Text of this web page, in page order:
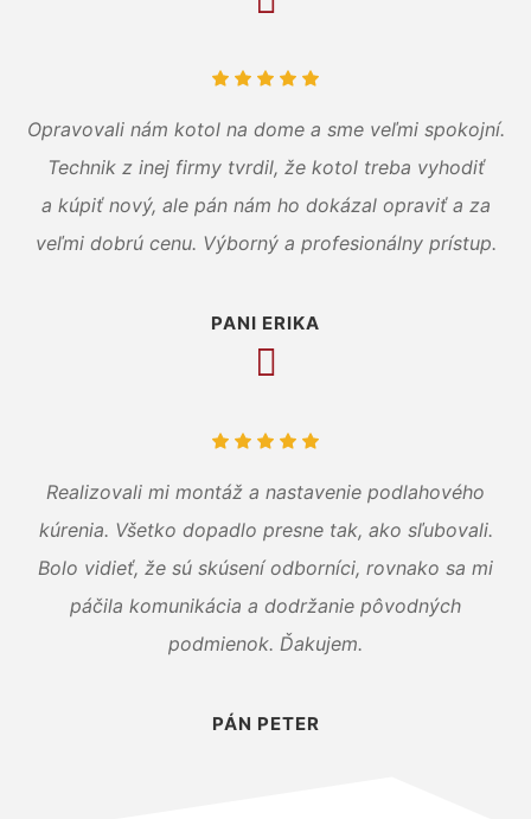
Opravovali nám kotol na dome a sme veľmi spokojní.
Technik z inej firmy tvrdil, že kotol treba vyhodiť
a kúpiť nový, ale pán nám ho dokázal opraviť a za
veľmi dobrú cenu. Výborný a profesionálny prístup.
PANI ERIKA
Realizovali mi montáž a nastavenie podlahového
kúrenia. Všetko dopadlo presne tak, ako sľubovali.
Bolo vidieť, že sú skúsení odborníci, rovnako sa mi
páčila komunikácia a dodržanie pôvodných
podmienok. Ďakujem.
PÁN PETER